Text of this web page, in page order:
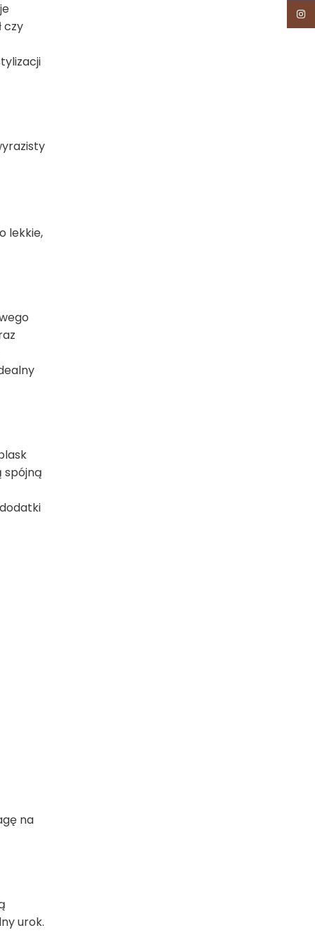
czy
lekkie,
spójną
na
urok.